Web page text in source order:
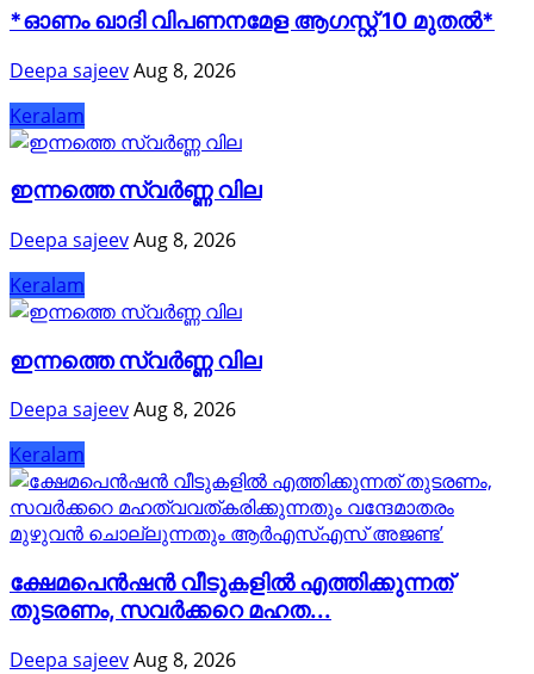
*ഓണം ഖാദി വിപണനമേള ആഗസ്റ്റ് 10 മുതൽ*
Deepa sajeevAug 8, 2026
Keralam
ഇന്നത്തെ സ്വർണ്ണ വില
Deepa sajeevAug 8, 2026
Keralam
ഇന്നത്തെ സ്വർണ്ണ വില
Deepa sajeevAug 8, 2026
Keralam
ക്ഷേമപെൻഷൻ വീടുകളിൽ എത്തിക്കുന്നത്
തുടരണം, സവർക്കറെ മഹത...
Deepa sajeevAug 8, 2026